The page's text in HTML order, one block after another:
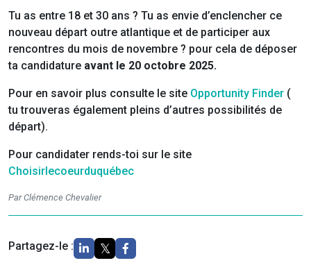
Tu as entre 18 et 30 ans ? Tu as envie d’enclencher ce
nouveau départ outre atlantique et de participer aux
rencontres du mois de novembre ? pour cela de déposer
ta candidature avant le 20 octobre 2025.
Pour en savoir plus consulte le site Opportunity Finder (
tu trouveras également pleins d’autres possibilités de
départ).
Pour candidater rends-toi sur le site
Choisirlecoeurduquébec
Par Clémence Chevalier
Partagez-le :